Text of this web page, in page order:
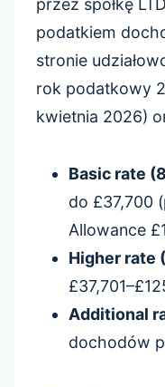
przez spółkę
podatkiem
stronie
rok podatkowy
kwietnia 2026)
Basic rate
do £37,700
Allowance
Higher rate
Additional
dochodów